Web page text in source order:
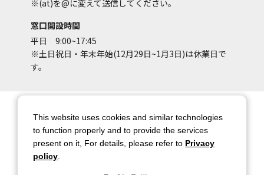
※(at)を@に変えて送信してください。
窓口開設時間
平日 9:00~17:45
※土日祝日・年末年始(12月29日~1月3日)は休業日で
す。
サイトマップ
サイトポリシー
アカウントポリシー
個人情報保護方針
著作権について
お問い合わせ
都庁総合ページへのリンク
This website uses cookies and similar technologies
to function properly and to provide the services
present on it, For details, please refer to Privacy
policy